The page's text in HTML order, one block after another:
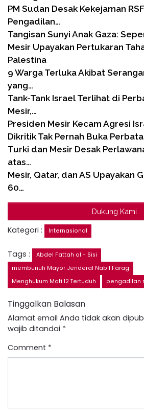
PM Sudan Desak Kekejaman
Pengadilan…
Tangisan Sunyi Anak Gaza:
Mesir Upayakan Pertukaran
Palestina
9 Warga Terluka Akibat
yang…
Tank-Tank Israel Terlihat di
Mesir,…
Presiden Mesir Kecam Agresi
Dikritik Tak Pernah Buka
Turki dan Mesir Desak
atas…
Mesir, Qatar, dan AS Upayakan
60…
Dukung Kami
Kategori : Internasional
Tags :
Abdel Fattah al - Sisi
membunuh Mayor Jenderal Nabil Farag
Menghukum Mati 12 Tertuduh
pengadilan
Tinggalkan Balasan
Alamat email Anda tidak akan
wajib ditandai *
Comment *